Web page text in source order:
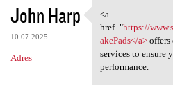
John Harp
10.07.2025
Adres
<a
<a
href="https://
akePads</a>offers
services to ensure
performance.